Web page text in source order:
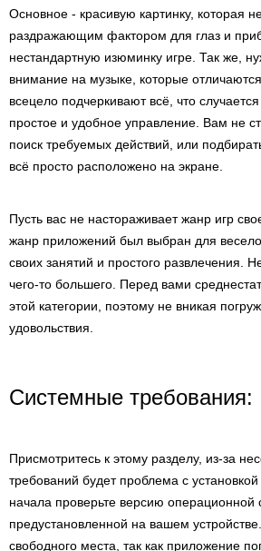
Основное - красивую картинку, которая
раздражающим фактором для глаз и
нестандартную изюминку игре. Так же,
внимание на музыке, которые
всецело подчеркивают всё, что
простое и удобное управление. Вам не
поиск требуемых действий, или
всё просто расположено на экране.
Пусть вас не настораживает жанр игр
жанр приложений был выбран для
своих занятий и простого развлечения.
чего-то большего. Перед вами
этой категории, поэтому не вникая
удовольствия.
Системные требования:
Присмотритесь к этому разделу, из-за
требований будет проблема с
начала проверьте версию операционной
предустановленной на вашем
свободного места, так как приложение